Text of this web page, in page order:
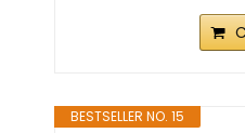
BESTSELLER NO. 15